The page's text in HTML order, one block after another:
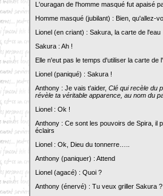
L'ouragan de l'homme masqué fut apaisé
Homme masqué (jubilant) : Bien, qu'allez-
Lionel (en criant) : Sakura, la carte de l'eau
Sakura : Ah !
Elle n'eut pas le temps d'utiliser la carte de
Lionel (paniqué) : Sakura !
Anthony : Je vais t'aider, Clé qui recèle du
révèle ta véritable apparence, au nom du
Lionel : Ok !
Anthony : Ce sont les pouvoirs de Spira, il
éclairs
Lionel : Ok, Dieu du tonnerre…..
Anthony (paniquer) : Attend
Lionel (agacé) : Quoi ?
Anthony (énervé) : Tu veux griller Sakura